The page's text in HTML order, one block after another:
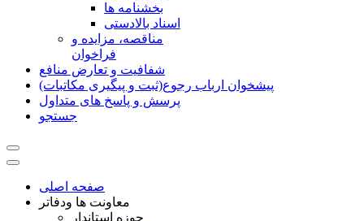
بخشنامه ها
اسناد بالادستی
مناقصه، مزایده و
فراخوان
شفافیت و تعارض منافع
پیشخوان ارباب رجوع(ثبت و پیگیری مکاتبات)
پرسش و پاسخ های متداول
جستجو
صفحه اصلی
معاونت ها ودفاتر
حوزه استاندار